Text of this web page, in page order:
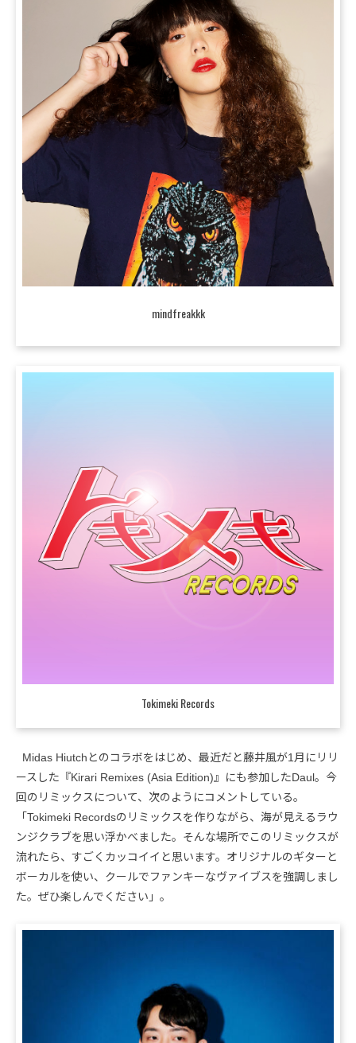
mindfreakkk
Tokimeki Records
Midas Hiutchとのコラボをはじめ、最近だと藤井風が1月にリリ
ースした『Kirari Remixes (Asia Edition)』にも参加したDaul。今
回のリミックスについて、次のようにコメントしている。
「Tokimeki Recordsのリミックスを作りながら、海が見えるラウ
ンジクラブを思い浮かべました。そんな場所でこのリミックスが
流れたら、すごくカッコイイと思います。オリジナルのギターと
ボーカルを使い、クールでファンキーなヴァイブスを強調しまし
た。ぜひ楽しんでください」。